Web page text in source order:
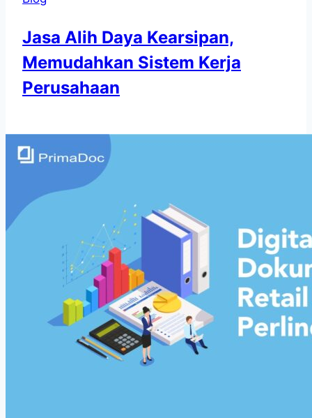
Jasa Alih Daya Kearsipan,
Memudahkan Sistem Kerja
Perusahaan